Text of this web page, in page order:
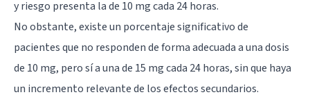
y riesgo presenta la de 10 mg cada 24 horas.
No obstante, existe un porcentaje significativo de
pacientes que no responden de forma adecuada a una dosis
de 10 mg, pero sí a una de 15 mg cada 24 horas, sin que haya
un incremento relevante de los efectos secundarios.